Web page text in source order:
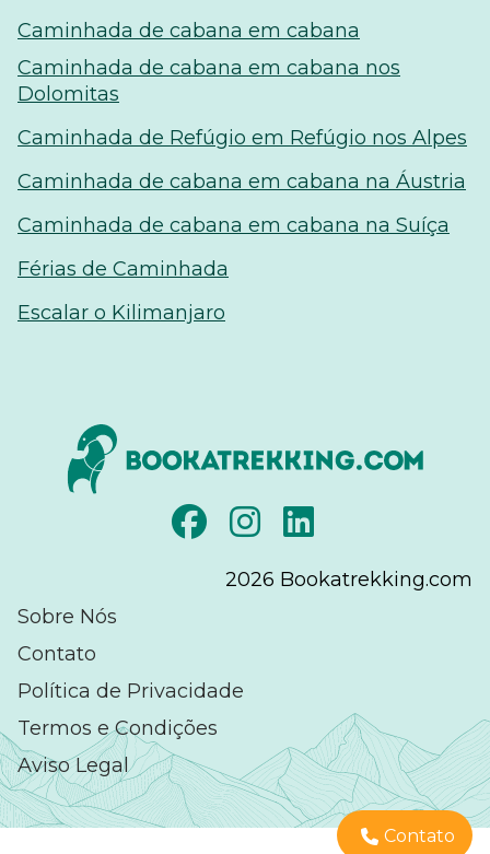
Caminhada de cabana em cabana
Caminhada de cabana em cabana nos
Dolomitas
Caminhada de Refúgio em Refúgio nos Alpes
Caminhada de cabana em cabana na Áustria
Caminhada de cabana em cabana na Suíça
Férias de Caminhada
Escalar o Kilimanjaro
2026 Bookatrekking.com
Sobre Nós
Contato
Política de Privacidade
Termos e Condições
Aviso Legal
Contato